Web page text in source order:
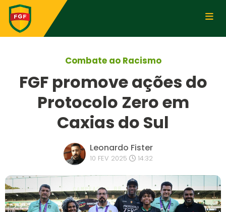
Combate ao Racismo
FGF promove ações do
Protocolo Zero em
Caxias do Sul
Leonardo Fister
10 FEV 2025 14:32